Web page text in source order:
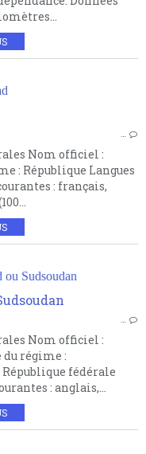
…
Nom officiel :
: République Langues
: français,
Sudsoudan
…
Nom officiel :
du régime :
fédérale
: anglais,...